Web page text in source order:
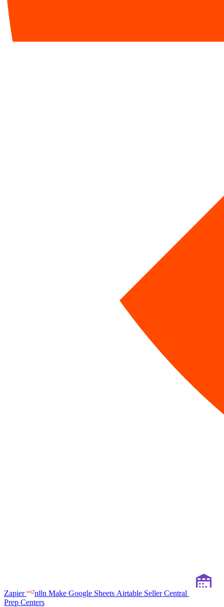
Zapier n8n Make Google Sheets Airtable Seller Central
Prep Centers